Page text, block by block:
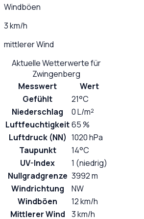
Windböen
3 km/h
mittlerer Wind
Aktuelle Wetterwerte für
Zwingenberg
Messwert
Wert
Gefühlt
21°C
Niederschlag
0 L/m²
Luftfeuchtigkeit65 %
Luftdruck (NN) 1020 hPa
Taupunkt
14°C
UV-Index
1 (niedrig)
Nullgradgrenze 3992 m
Windrichtung
NW
Windböen
12 km/h
Mittlerer Wind
3 km/h